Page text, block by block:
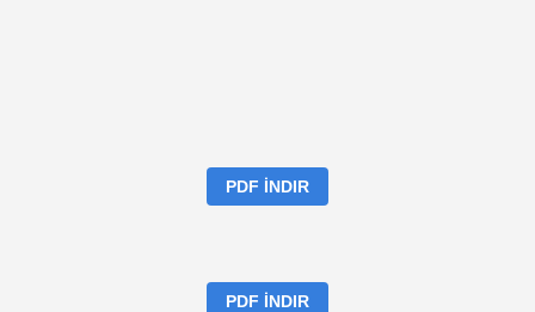
PDF İNDIR
PDF İNDIR